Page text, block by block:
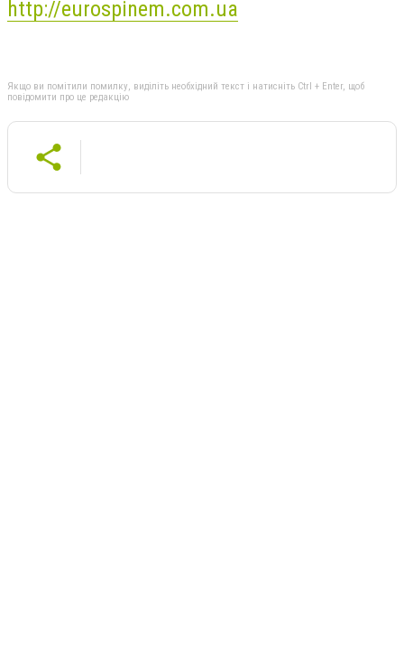
http://eurospinem.com.ua
Якщо ви помітили помилку, виділіть необхідний текст і натисніть Ctrl + Enter, щоб
повідомити про це редакцію